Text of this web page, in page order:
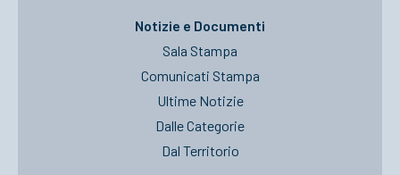
Notizie e Documenti
Sala Stampa
Comunicati Stampa
Ultime Notizie
Dalle Categorie
Dal Territorio